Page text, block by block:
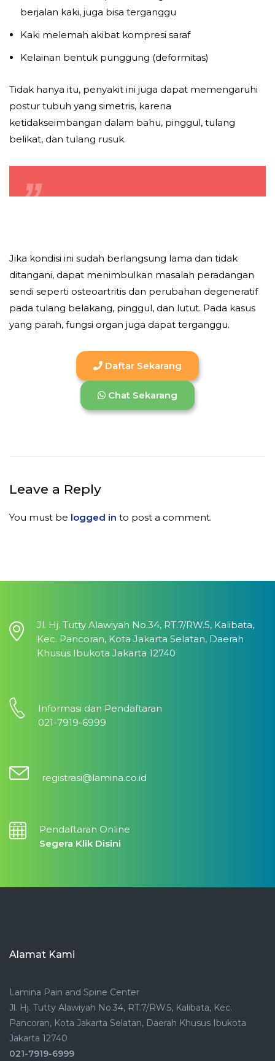
berjalan kaki, juga bisa terganggu
Kaki melemah akibat kompresi saraf
Kelainan bentuk punggung (deformitas)
Tidak hanya itu, penyakit ini juga dapat memengaruhi
postur tubuh yang simetris, karena
ketidakseimbangan dalam bahu, pinggul, tulang
belikat, dan tulang rusuk.
Jika kondisi ini sudah berlangsung lama dan tidak
ditangani, dapat menimbulkan masalah peradangan
sendi seperti osteoartritis dan perubahan degeneratif
pada tulang belakang, pinggul, dan lutut. Pada kasus
yang parah, fungsi organ juga dapat terganggu.
Daftar Sekarang
Chat Sekarang
Leave a Reply
You must be logged in to post a comment.
Jl. Hj. Tutty Alawiyah No.34, RT.7/RW.5, Kalibata,
Kec. Pancoran, Kota Jakarta Selatan, Daerah
Khusus Ibukota Jakarta 12740
Informasi dan Pendaftaran
021-7919-6999
registrasi@lamina.co.id
Pendaftaran Online
Segera Klik Disini
Alamat Kami
Lamina Pain and Spine Center
Jl. Hj. Tutty Alawiyah No.34, RT.7/RW.5, Kalibata, Kec.
Pancoran, Kota Jakarta Selatan, Daerah Khusus Ibukota
Jakarta 12740
021-7919-6999